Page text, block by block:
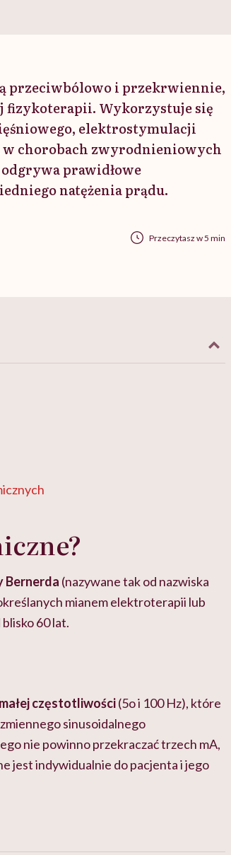
przeciwbólowo i przekrwiennie,
fizykoterapii. Wykorzystuje się
elektrostymulacji
w chorobach zwyrodnieniowych
odgrywa prawidłowe
natężenia prądu.
Przeczytasz w 5 min
Bernerda (nazywane tak od nazwiska
mianem elektroterapii lub
60 lat.
częstotliwości(5o i 100 Hz), które
sinusoidalnego
nie powinno przekraczać trzech mA,
jest indywidualnie do pacjenta i jego